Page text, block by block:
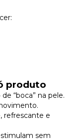
produto
“boca” na pele.
refrescante e
sem